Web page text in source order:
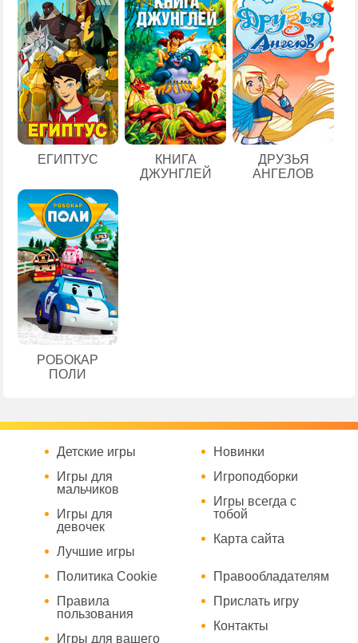
ЕГИПТУС
КНИГА
ДЖУНГЛЕЙ
ДРУЗЬЯ
АНГЕЛОВ
РОБОКАР
ПОЛИ
Детские игры
Игры для
мальчиков
Игры для
девочек
Лучшие игры
Новинки
Игроподборки
Игры всегда с
тобой
Карта сайта
Политика Cookie
Правила
пользования
Игры для вашего
Правообладателям
Прислать игру
Контакты